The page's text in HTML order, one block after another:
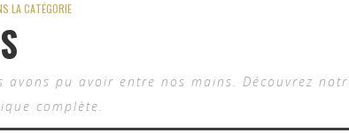
LA CATÉGORIE
pu avoir entre nos mains. Découvrez
complète.